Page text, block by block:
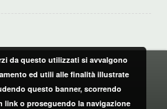
da questo utilizzati si avvalgono
ed utili alle finalità illustrate
questo banner, scorrendo
link o proseguendo la navigazione